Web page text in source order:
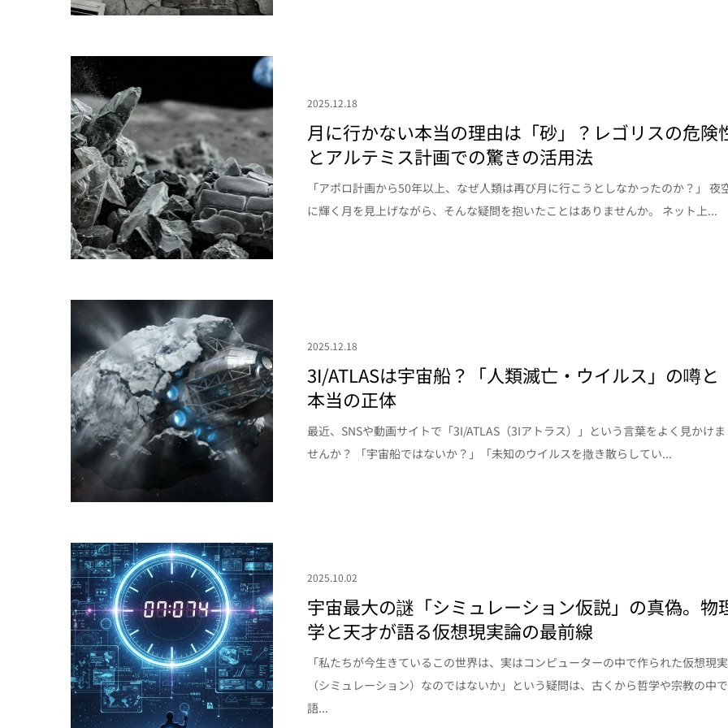
2025.12.18
月に行かない本当の理由は「砂」？レゴリスの危険
とアルテミス計画での驚きの活用法
「アポロ計画から50年以上、なぜ人類は再び月に行こうとしなかったのか？」 夜
に輝く月を見上げながら、そんな疑問を抱いたことはありませんか。 ネット上...
2025.12.18
3I/ATLASは宇宙船？「人類滅亡・ウイルス」の噂と
本当の正体
最近、SNSや動画サイトで「3I/ATLAS（3Iアトラス）」という言葉をよく見かけま
せんか？ 「宇宙船ではないか？」「未知のウイルスを撒き散らしてい...
2025.10.02
宇宙最大の謎「シミュレーション仮説」の真偽。物
学と天才が語る仮想現実論の最前線
「私たちが今生きているこの世界は、実はコンピューターの中で作られた仮想現実
（シミュレーション）なのではないか」という疑問は、古くから哲学や宗教の中で
語...